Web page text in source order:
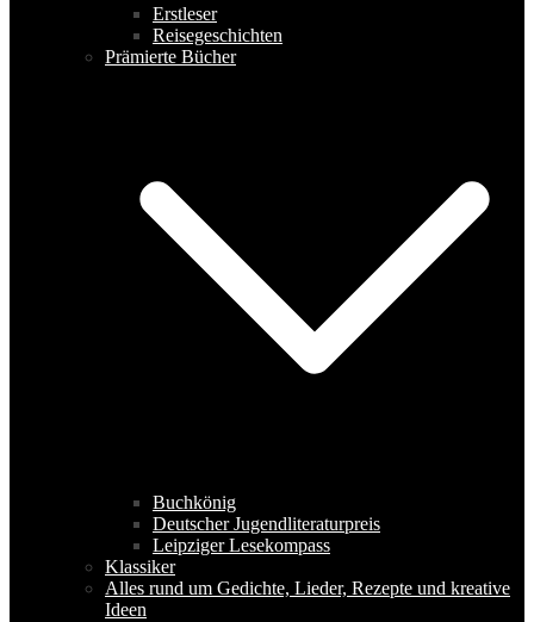
Erstleser
Reisegeschichten
Prämierte Bücher
Buchkönig
Deutscher Jugendliteraturpreis
Leipziger Lesekompass
Klassiker
Alles rund um Gedichte, Lieder, Rezepte und kreative
Ideen